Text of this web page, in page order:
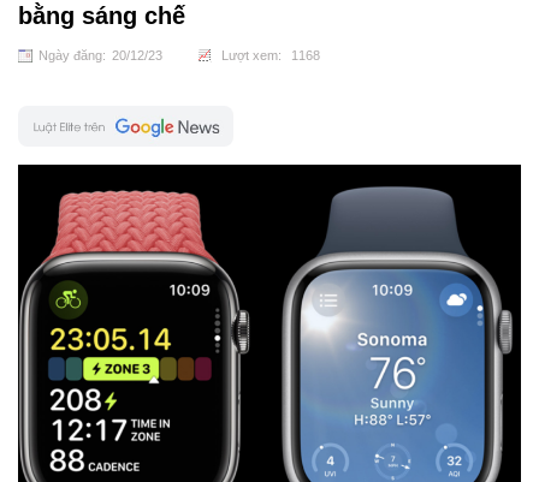
bằng sáng chế
Ngày đăng: 20/12/23 Lượt xem: 1168